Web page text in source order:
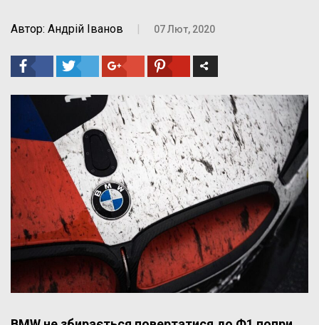
Автор: Андрій Іванов | 07 Лют, 2020